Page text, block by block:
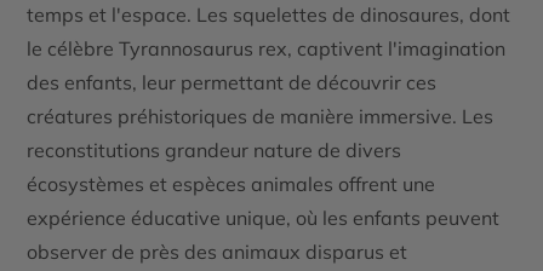
temps et l'espace. Les squelettes de dinosaures, dont
le célèbre Tyrannosaurus rex, captivent l'imagination
des enfants, leur permettant de découvrir ces
créatures préhistoriques de manière immersive. Les
reconstitutions grandeur nature de divers
écosystèmes et espèces animales offrent une
expérience éducative unique, où les enfants peuvent
observer de près des animaux disparus et